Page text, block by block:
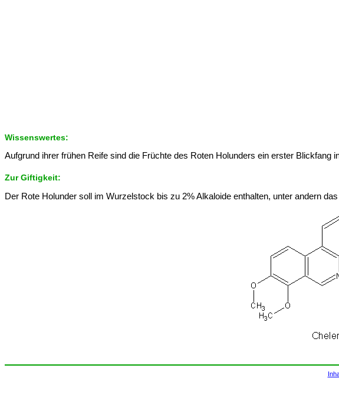
Wissenswertes:
Aufgrund ihrer frühen Reife sind die Früchte des Roten Holunders ein erster Blickfang
Zur Giftigkeit:
Der Rote Holunder soll im Wurzelstock bis zu 2% Alkaloide enthalten, unter andern